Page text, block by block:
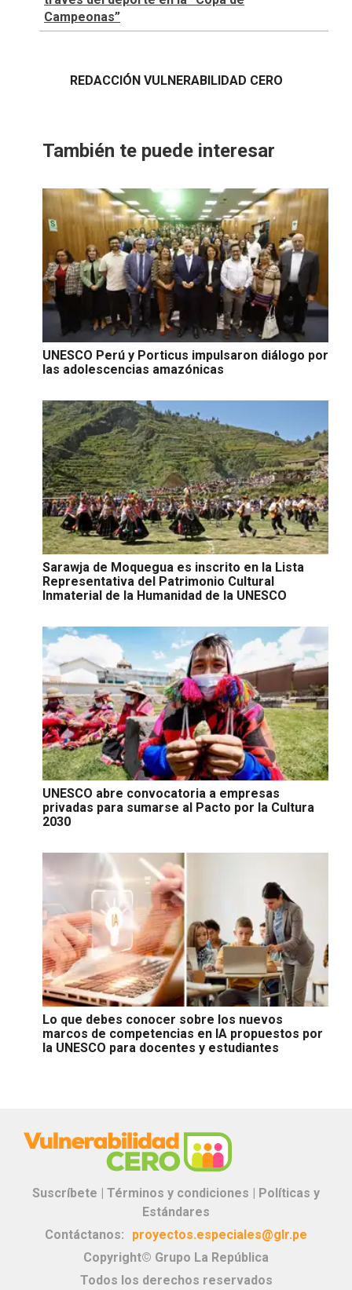
Campeonas”
REDACCIÓN VULNERABILIDAD CERO
También te puede interesar
UNESCO Perú y Porticus impulsaron diálogo por
las adolescencias amazónicas
Sarawja de Moquegua es inscrito en la Lista
Representativa del Patrimonio Cultural
Inmaterial de la Humanidad de la UNESCO
UNESCO abre convocatoria a empresas
privadas para sumarse al Pacto por la Cultura
2030
Lo que debes conocer sobre los nuevos
marcos de competencias en IA propuestos por
la UNESCO para docentes y estudiantes
Suscríbete | Términos y condiciones |
Políticas y
Estándares
Contáctanos:
proyectos.especiales@glr.pe
Copyright© Grupo La República
Todos los derechos reservados